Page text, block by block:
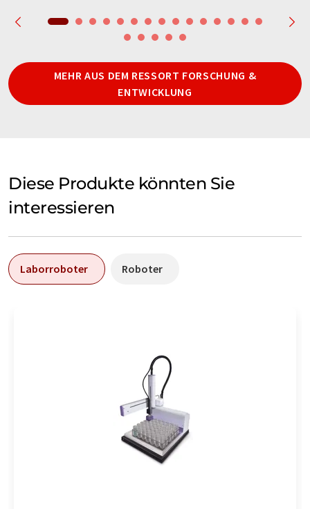
MEHR AUS DEM RESSORT FORSCHUNG &
ENTWICKLUNG
Diese Produkte könnten Sie
interessieren
Laborroboter Roboter